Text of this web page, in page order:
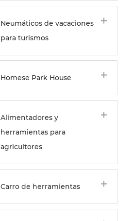
Neumáticos de vacaciones
para turismos
Homese Park House
Alimentadores y
herramientas para
agricultores
Carro de herramientas